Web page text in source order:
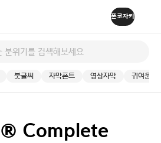
붓글씨 자막폰트 영상자막 귀여운
Complete